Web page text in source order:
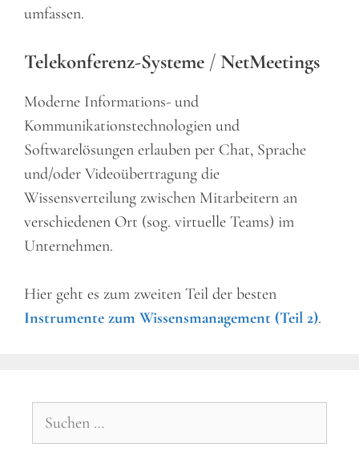
umfassen.
Telekonferenz-Systeme / NetMeetings
Moderne Informations- und
Kommunikationstechnologien und
Softwarelösungen erlauben per Chat, Sprache
und/oder Videoübertragung die
Wissensverteilung zwischen Mitarbeitern an
verschiedenen Ort (sog. virtuelle Teams) im
Unternehmen.
Hier geht es zum zweiten Teil der besten
Instrumente zum Wissensmanagement (Teil 2).
nach: